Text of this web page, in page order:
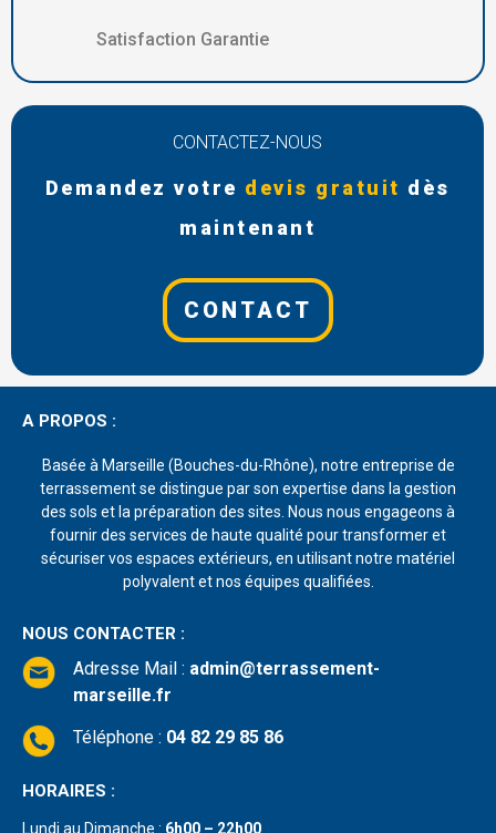
Satisfaction Garantie
CONTACTEZ-NOUS
Demandez votre devis gratuit dès
maintenant
CONTACT
A PROPOS :
Basée à Marseille (Bouches-du-Rhône), notre entreprise de
terrassement se distingue par son expertise dans la gestion
des sols et la préparation des sites. Nous nous engageons à
fournir des services de haute qualité pour transformer et
sécuriser vos espaces extérieurs, en utilisant notre matériel
polyvalent et nos équipes qualifiées.
NOUS CONTACTER :
Adresse Mail : admin@terrassement-
marseille.fr
Téléphone : 04 82 29 85 86
HORAIRES :
Lundi au Dimanche : 6h00 – 22h00